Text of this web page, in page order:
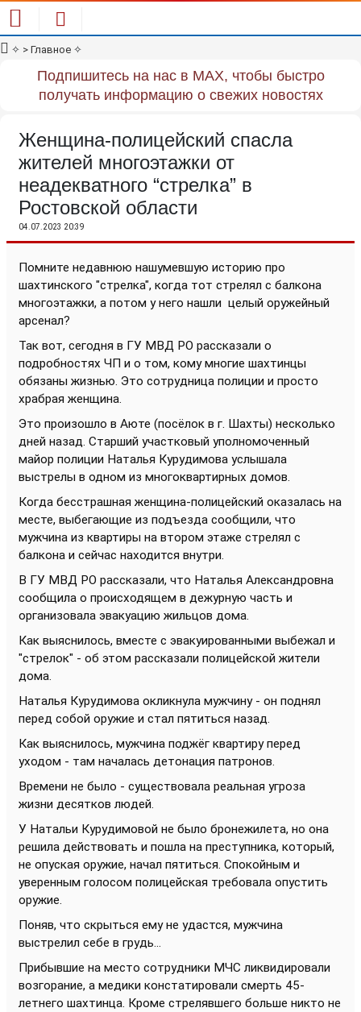
✧ > Главное ✧
Подпишитесь на нас в MAX, чтобы быстро
получать информацию о свежих новостях
Женщина-полицейский спасла
жителей многоэтажки от
неадекватного “стрелка” в
Ростовской области
04.07.2023 20:39
Помните недавнюю нашумевшую историю про
шахтинского "стрелка", когда тот стрелял с балкона
многоэтажки, а потом у него нашли целый оружейный
арсенал?
Так вот, сегодня в ГУ МВД РО рассказали о
подробностях ЧП и о том, кому многие шахтинцы
обязаны жизнью. Это сотрудница полиции и просто
храбрая женщина.
Это произошло в Аюте (посёлок в г. Шахты) несколько
дней назад. Старший участковый уполномоченный
майор полиции Наталья Курудимова услышала
выстрелы в одном из многоквартирных домов.
Когда бесстрашная женщина-полицейский оказалась на
месте, выбегающие из подъезда сообщили, что
мужчина из квартиры на втором этаже стрелял с
балкона и сейчас находится внутри.
В ГУ МВД РО рассказали, что Наталья Александровна
сообщила о происходящем в дежурную часть и
организовала эвакуацию жильцов дома.
Как выяснилось, вместе с эвакуированными выбежал и
"стрелок" - об этом рассказали полицейской жители
дома.
Наталья Курудимова окликнула мужчину - он поднял
перед собой оружие и стал пятиться назад.
Как выяснилось, мужчина поджёг квартиру перед
уходом - там началась детонация патронов.
Времени не было - существовала реальная угроза
жизни десятков людей.
У Натальи Курудимовой не было бронежилета, но она
решила действовать и пошла на преступника, который,
не опуская оружие, начал пятиться. Спокойным и
уверенным голосом полицейская требовала опустить
оружие.
Поняв, что скрыться ему не удастся, мужчина
выстрелил себе в грудь...
Прибывшие на место сотрудники МЧС ликвидировали
возгорание, а медики констатировали смерть 45-
летнего шахтинца. Кроме стрелявшего больше никто не